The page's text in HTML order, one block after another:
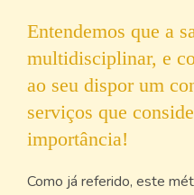
Entendemos que a
multidisciplinar, e
ao seu dispor um
serviços que
importância!
Como já referido, este